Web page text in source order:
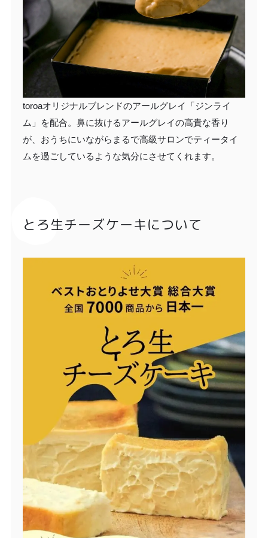
toroaオリジナルブレンドのアールグレイ「ジンライ
ム」を配合。鼻に抜けるアールグレイの高貴な香り
が、おうちにいながらまるで高級サロンでティータイ
ムを過ごしているような気分にさせてくれます。
とろ生チーズケーキについて